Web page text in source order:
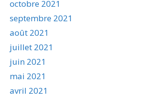
octobre 2021
septembre 2021
août 2021
juillet 2021
juin 2021
mai 2021
avril 2021